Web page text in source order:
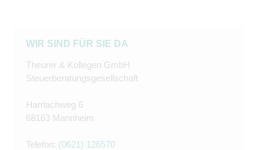
WIR SIND FÜR SIE DA
Theurer & Kollegen GmbH
Steuerberatungsgesellschaft
Harrlachweg 6
68163 Mannheim
Telefon: (0621) 126570